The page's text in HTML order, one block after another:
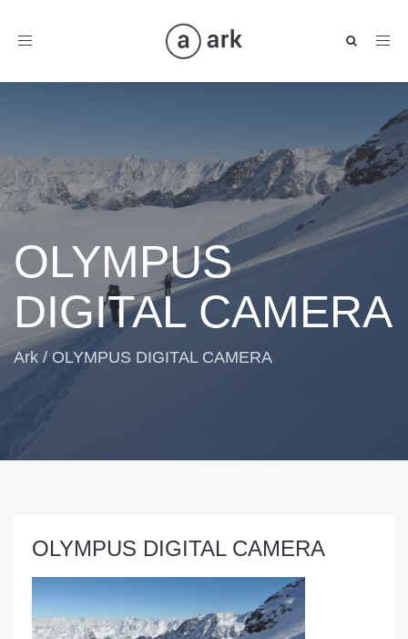
Toggle
OLYMPUS
DIGITAL CAMERA
Ark /OLYMPUS DIGITAL CAMERA
OLYMPUS DIGITAL CAMERA